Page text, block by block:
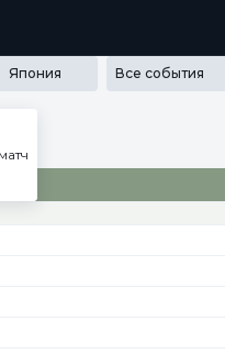
ЛОЯЛЬНОСТИ
Япония Все события